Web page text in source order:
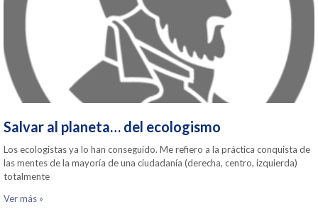
Salvar al planeta… del ecologismo
Los ecologistas ya lo han conseguido. Me refiero a la práctica conquista de
las mentes de la mayoría de una ciudadanía (derecha, centro, izquierda)
totalmente
Ver más »